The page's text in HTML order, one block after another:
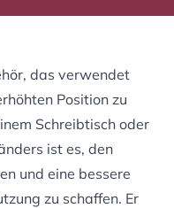
das verwendet
Position zu
Schreibtisch oder
ist es, den
und eine bessere
zu schaffen. Er